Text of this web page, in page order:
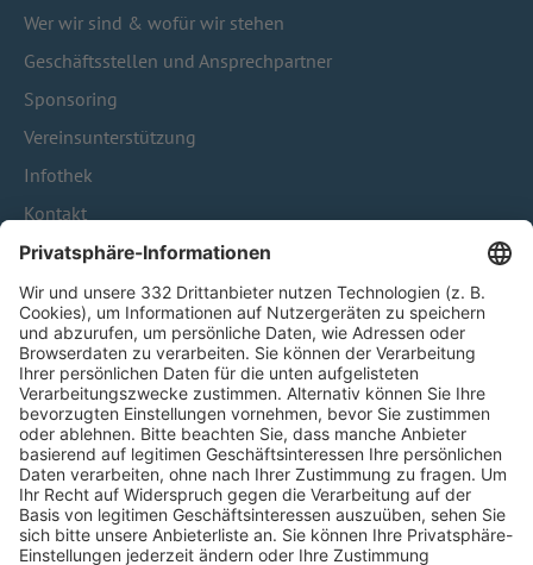
Wer wir sind & wofür wir stehen
Geschäftsstellen und Ansprechpartner
Sponsoring
Vereinsunterstützung
Infothek
Kontakt
HÄUFIG BESUCHTE SEITEN
Pässe und Vereinswechsel
Trainerausbildung
Schulungsangebot Vereinsmitarbeiter
BFV-Geschäftsstellen
Trainerbörse
Login SpielPlus